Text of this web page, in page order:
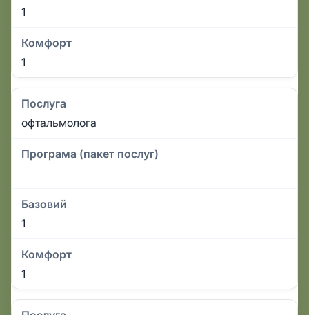
1
Комфорт
1
Послуга
офтальмолога
Програма (пакет послуг)
Базовий
1
Комфорт
1